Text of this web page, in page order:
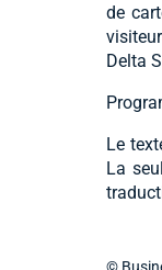
de
Delta
Le
La